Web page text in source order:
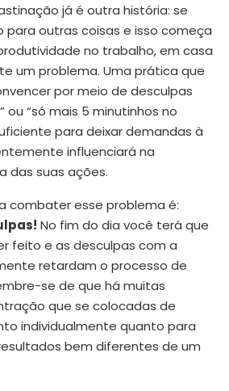
já é outra história: se
outras coisas e isso começa
no trabalho, em casa
um problema. Uma prática que
por meio de desculpas
ou “só mais 5 minutinhos no
para deixar demandas à
influenciará na
das suas ações.
combater esse problema é:
No fim do dia você terá que
feito e as desculpas com a
retardam o processo de
se de que há muitas
que se colocadas de
individualmente quanto para
bem diferentes de um